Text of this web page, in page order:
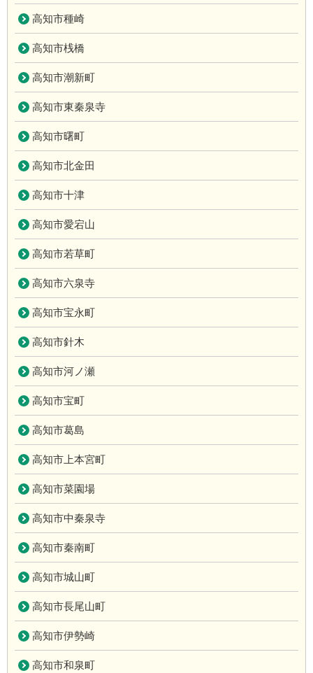
高知市種崎
高知市桟橋
高知市潮新町
高知市東秦泉寺
高知市曙町
高知市北金田
高知市十津
高知市愛宕山
高知市若草町
高知市六泉寺
高知市宝永町
高知市針木
高知市河ノ瀬
高知市宝町
高知市葛島
高知市上本宮町
高知市菜園場
高知市中秦泉寺
高知市秦南町
高知市城山町
高知市長尾山町
高知市伊勢崎
高知市和泉町